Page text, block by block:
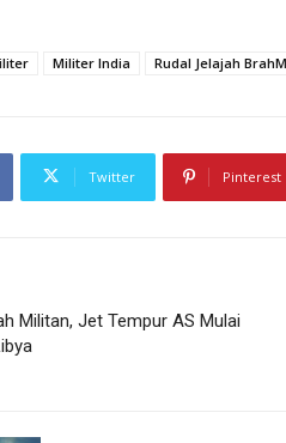
Militer India Rudal Jelajah
Twitter Pinterest
Militan, Jet Tempur AS Mulai